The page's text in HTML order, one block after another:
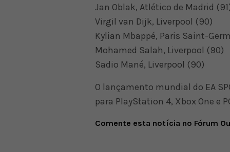
Jan Oblak, Atlético de Madrid
Virgil van Dijk, Liverpool (90)
Kylian Mbappé, Paris Saint-
Mohamed Salah, Liverpool (90)
Sadio Mané, Liverpool (90)
O lançamento mundial do EA
para PlayStation 4, Xbox One e
Comente esta notícia no Fórum